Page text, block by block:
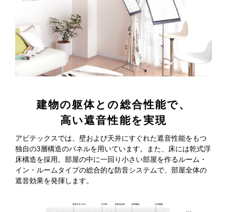
建物の躯体との総合性能で、
高い遮音性能を実現
アビテックスでは、壁および天井にすぐれた遮音性能をもつ
独自の3層構造のパネルを用いています。また、床には乾式浮
床構造を採用。部屋の中に一回り小さい部屋を作るルーム・
イン・ルームタイプの総合的な防音システムで、部屋全体の
遮音効果を発揮します。